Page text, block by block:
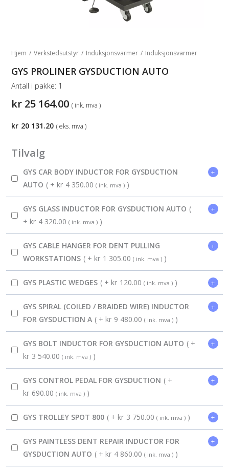
Hjem / Verkstedsutstyr / Induksjonsvarmer / Induksjonsvarmer
GYS PROLINER GYSDUCTION AUTO
kr 25 164.00 ( ink. mva )
Antall i pakke: 1
Tilvalg
GYS CAR BODY INDUCTOR FOR GYSDUCTION
AUTO ( + kr 4 350.00 ( ink. mva ) )
+
GYS GLASS INDUCTOR FOR GYSDUCTION AUTO (
+ kr 4 320.00 ( ink. mva ) )
+
GYS CABLE HANGER FOR DENT PULLING
WORKSTATIONS ( + kr 1 305.00 ( ink. mva ) )
+
GYS PLASTIC WEDGES ( + kr 120.00 ( ink. mva ) ) +
GYS SPIRAL (COILED / BRAIDED WIRE) INDUCTOR
FOR GYSDUCTION A ( + kr 9 480.00 ( ink. mva ) )
+
GYS BOLT INDUCTOR FOR GYSDUCTION AUTO ( +
kr 3 540.00 ( ink. mva ) )
+
GYS CONTROL PEDAL FOR GYSDUCTION ( +
kr 690.00 ( ink. mva ) )
+
GYS TROLLEY SPOT 800 ( + kr 3 750.00 ( ink. mva ) ) +
GYS PAINTLESS DENT REPAIR INDUCTOR FOR
GYSDUCTION AUTO ( + kr 4 860.00 ( ink. mva ) )
+
kr 20 131.20 ( eks. mva )